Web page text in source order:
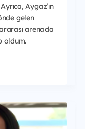
Aygaz’ın
gelen
arenada
oldum.